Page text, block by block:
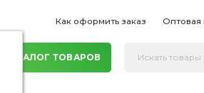
Как оформить заказ Оптовая
КАТАЛОГ ТОВАРОВ